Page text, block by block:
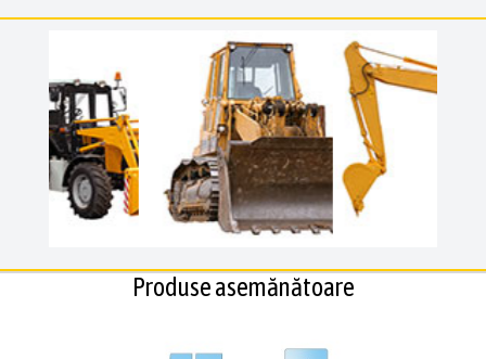
Produse asemănătoare